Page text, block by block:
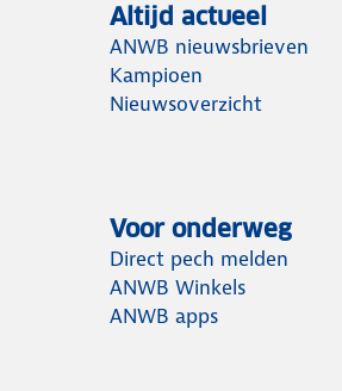
Altijd actueel
ANWB nieuwsbrieven
Kampioen
Nieuwsoverzicht
Voor onderweg
Direct pech melden
ANWB Winkels
ANWB apps